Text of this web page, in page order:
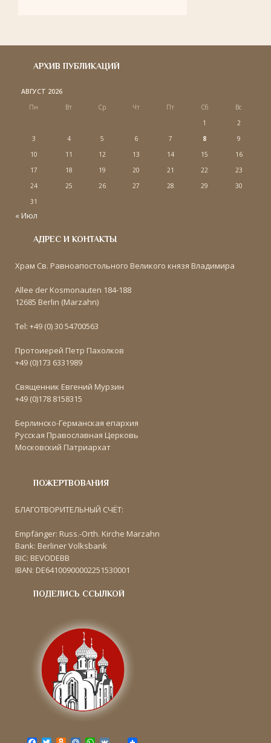
АРХИВ ПУБЛИКАЦИЙ
АВГУСТ 2026
Пн
Вт Ср Чт Пт Сб
Вс
1
2
3
4 5 6 7 8
9
10
11 12 13 14 15
16
17
18 19 20 21 22
23
24
25 26 27 28 29
30
31
« Июл
АДРЕС И КОНТАКТЫ
Храм Св. Равноапостольного Великого князя Владимира
Allee der Kosmonauten 184-188
12685 Berlin (Marzahn)
Tel: +49 (0) 30 54700563
Протоиерей Петр Пахолков
+49 (0)173 6331989
Священник Евгений Мурзин
+49 (0)178 8158315
Берлинско-Германская епархия
Русская Православная Церковь
Московский Патриархат
ПОЖЕРТВОВАНИЯ
БЛАГОТВОРИТЕЛЬНЫЙ СЧЁТ:
Empfänger: Russ.-Orth. Kirche Marzahn
Bank: Berliner Volksbank
BIC: BEVODEBB
IBAN: DE64100900002251530001
ПОДЕЛИСЬ ССЫЛКОЙ